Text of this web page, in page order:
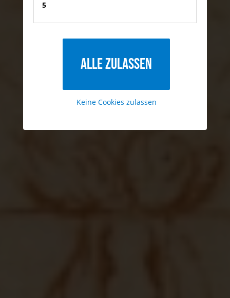
5
Alle zulassen
Keine Cookies zulassen